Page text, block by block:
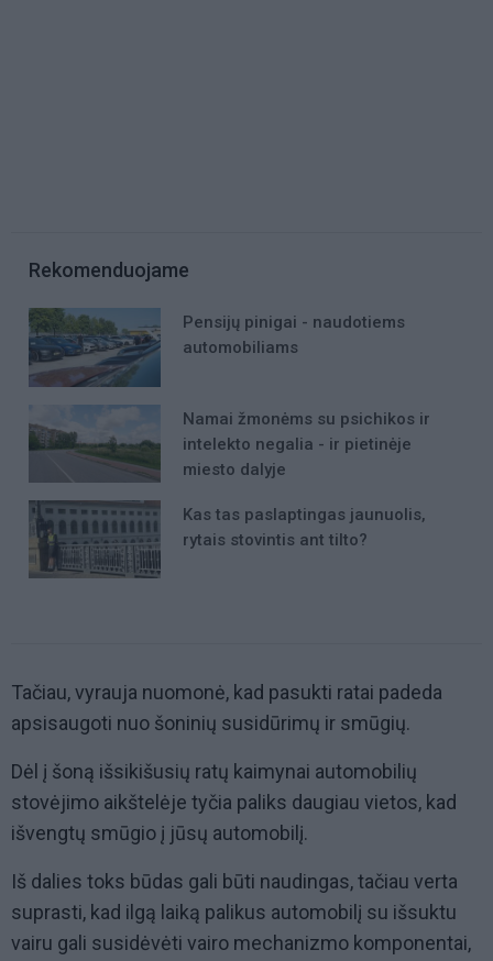
Rekomenduojame
Pensijų pinigai - naudotiems
automobiliams
Namai žmonėms su psichikos ir
intelekto negalia - ir pietinėje
miesto dalyje
Kas tas paslaptingas jaunuolis,
rytais stovintis ant tilto?
Tačiau, vyrauja nuomonė, kad pasukti ratai padeda
apsisaugoti nuo šoninių susidūrimų ir smūgių.
Dėl į šoną išsikišusių ratų kaimynai automobilių
stovėjimo aikštelėje tyčia paliks daugiau vietos, kad
išvengtų smūgio į jūsų automobilį.
Iš dalies toks būdas gali būti naudingas, tačiau verta
suprasti, kad ilgą laiką palikus automobilį su išsuktu
vairu gali susidėvėti vairo mechanizmo komponentai,